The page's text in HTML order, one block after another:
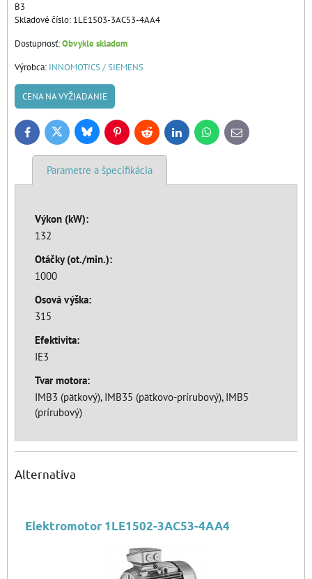
B3
Skladové číslo: 1LE1503-3AC53-4AA4
Dostupnosť:Obvykle skladom
Výrobca: INNOMOTICS / SIEMENS
CENA NA VYŽIADANIE
FacebookTwitter BlueskyPinterestReddit LinkedInWhatsApp
E-
mail
Parametre a špecifikácia
Výkon (kW):
132
Otáčky (ot./min.):
1000
Osová výška:
315
Efektivita:
IE3
Tvar motora:
IMB3 (pätkový), IMB35 (pätkovo-prírubový), IMB5
(prírubový)
Alternatíva
Elektromotor 1LE1502-3AC53-4AA4